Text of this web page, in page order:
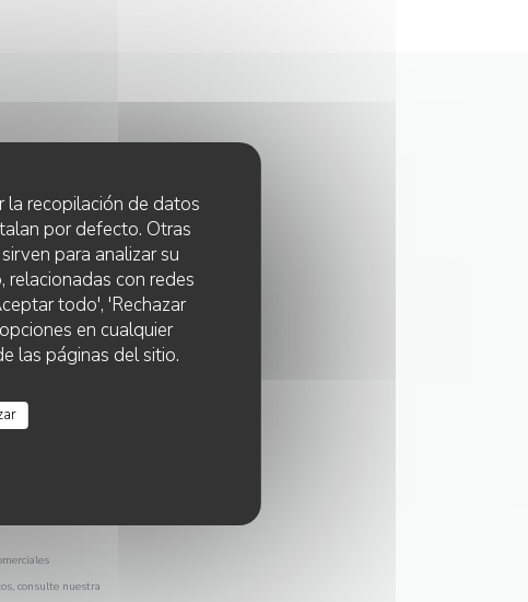
la recopilación de datos
por defecto. Otras
para analizar su
relacionadas con redes
todo', 'Rechazar
en cualquier
las páginas del sitio.
consulte nuestra